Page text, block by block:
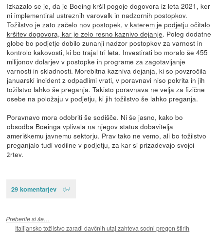
Izkazalo se je, da je Boeing kršil pogoje dogovora iz leta 2021, ker
ni implementiral ustreznih varovalk in nadzornih postopkov.
Tožilstvo je zato začelo nov postopek, v katerem je podjetju očitalo
kršitev dogovora, kar je zelo resno kaznivo dejanje. Poleg dodatne
globe bo podjetje dobilo zunanji nadzor postopkov za varnost in
kontrolo kakovosti, ki bo trajal tri leta. Investirati bo moralo še 455
milijonov dolarjev v postopke in programe za zagotavljanje
varnosti in skladnosti. Morebitna kazniva dejanja, ki so povzročila
januarski incident z odpadlimi vrati, v poravnavi niso pokrita in jih
tožilstvo lahko še preganja. Takisto poravnava ne velja za fizične
osebe na položaju v podjetju, ki jih tožilstvo še lahko preganja.
Poravnavo mora odobriti še sodišče. Ni še jasno, kako bo
obsodba Boeinga vplivala na njegov status dobavitelja
ameriškemu javnemu sektorju. Prav tako ne vemo, ali bo tožilstvo
preganjalo tudi vodilne v podjetju, za kar si prizadevajo svojci
žrtev.
29 komentarjev
Preberite si še…
Italijansko tožilstvo zaradi davčnih utaj zahteva sodni pregon štirih